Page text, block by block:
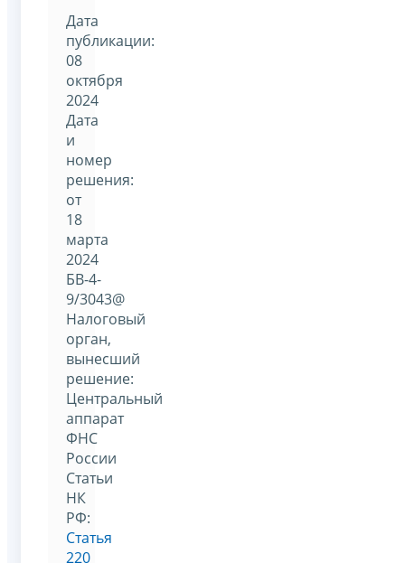
Дата
публикации:
08
октября
2024
Дата
и
номер
решения:
от
18
марта
2024
БВ-4-
9/3043@
Налоговый
орган,
вынесший
решение:
Центральный
аппарат
ФНС
России
Статьи
НК
РФ:
Статья
220